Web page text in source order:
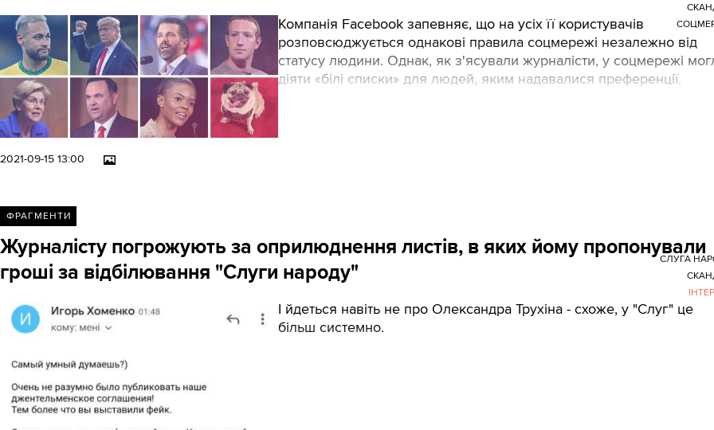
Компанія Facebook запевняє, що на усіх її користувачів
розповсюджується однакові правила соцмережі незалежно від
статусу людини. Однак, як з'ясували журналісти, у соцмережі
діяти «білі списки» для людей, яким надавалися преференції.
2021-09-15 13:00
ФРАГМЕНТИ
Журналісту погрожують за оприлюднення листів, в яких йому пропонували
гроші за відбілювання "Слуги народу"
І йдеться навіть не про Олександра Трухіна - схоже, у "Слуг" це
більш системно.
СЛУГА